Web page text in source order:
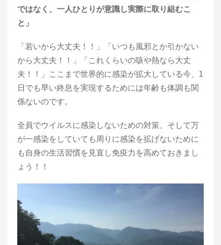
ではなく、一人ひとりが意識し実際に取り組むこ
と」
「若いから大丈夫！！」「いつも風邪とか引かない
から大丈夫！！」「これくらいの咳や熱なら大丈
夫！！」ここまで世界的に感染が拡大している今、1
日でも早い終息を実現するためには年齢も体調も関
係ないのです。
全員でウイルスに感染しないための対策、そして万
が一感染をしていても周りに感染を拡げないために
も自身の生活習慣を見直し免疫力を高めておきまし
ょう！！